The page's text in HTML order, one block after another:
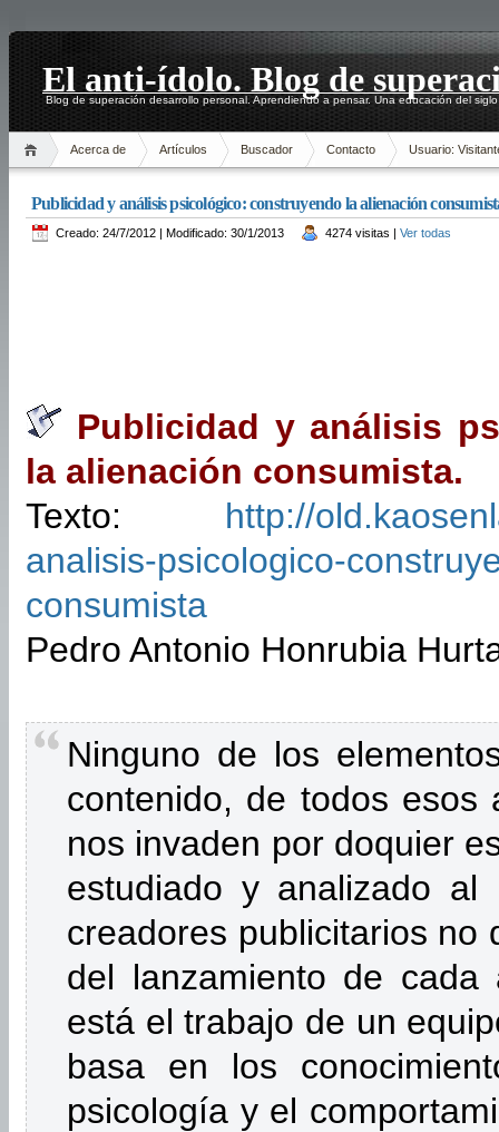
El anti-ídolo. Blog de
Blog de superación desarrollo personal. Aprendiendo a pensar. Una educación del
Acerca de Artículos Buscador Contacto Usuario:
Publicidad y análisis psicológico: construyendo la alienación
Creado: 24/7/2012 | Modificado: 30/1/2013 4274 visitas | Ver todas
Publicidad y análisis
la alienación consumista.
Texto: http://
analisis-psicologico-
consumista
Pedro Antonio Honrubia
Ninguno de los
contenido, de todos esos
nos invaden por doquier
estudiado y analizado
creadores publicitarios no
del lanzamiento de
está el trabajo de un
basa en los
psicología y el